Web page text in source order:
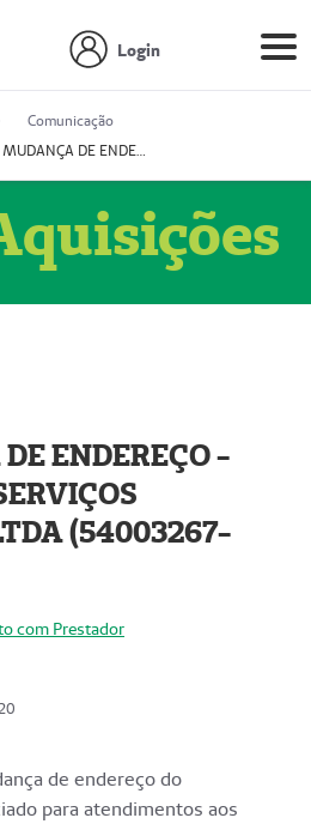
Login
Comunicação
MUDANÇA DE ENDEREÇO - DIAGITAB SERVIÇOS MÉDICOS LTDA (54003267-5)
ENDEREÇO -
(54003267-
com Prestador
de endereço do
para atendimentos aos